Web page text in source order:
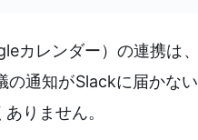
カレンダー）の連携は
通知がSlackに届かな
りません。